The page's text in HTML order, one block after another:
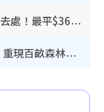
唱K推介2026︱全港13大卡啦OK好去處！最平$36起 日文K都有！(附地址+收費詳情)
小熊維尼100週年快閃店登陸又一城 重現百畝森林經典場景／獨家限定盲盒登場／專屬DIY香水